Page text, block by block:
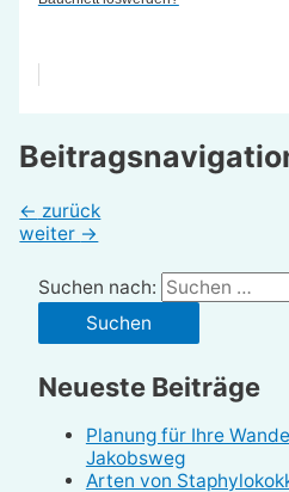
← zurück
weiter →
Suchen nach:
Neueste Beiträge
Planung für Ihre
Jakobsweg
Arten von